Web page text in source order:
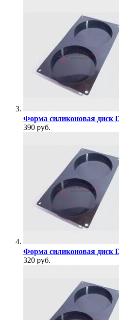
Форма силиконовая диск
390 руб.
Форма силиконовая диск
320 руб.